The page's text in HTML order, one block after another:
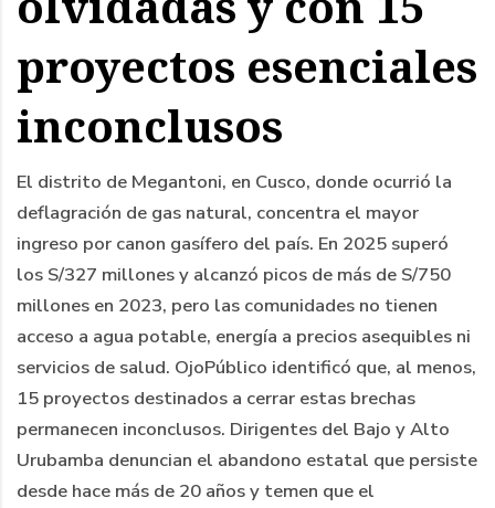
proyectos esenciales
inconclusos
El distrito de Megantoni, en Cusco, donde ocurrió la
deflagración de gas natural, concentra el mayor
ingreso por canon gasífero del país. En 2025 superó
los S/327 millones y alcanzó picos de más de S/750
millones en 2023, pero las comunidades no tienen
acceso a agua potable, energía a precios asequibles ni
servicios de salud. OjoPúblico identificó que, al menos,
15 proyectos destinados a cerrar estas brechas
permanecen inconclusos. Dirigentes del Bajo y Alto
Urubamba denuncian el abandono estatal que persiste
desde hace más de 20 años y temen que el